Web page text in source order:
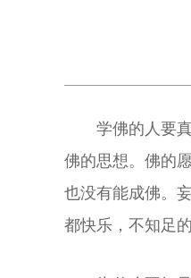
学佛的人要
佛的思想。佛的
也没有能成佛。
都快乐，不知足